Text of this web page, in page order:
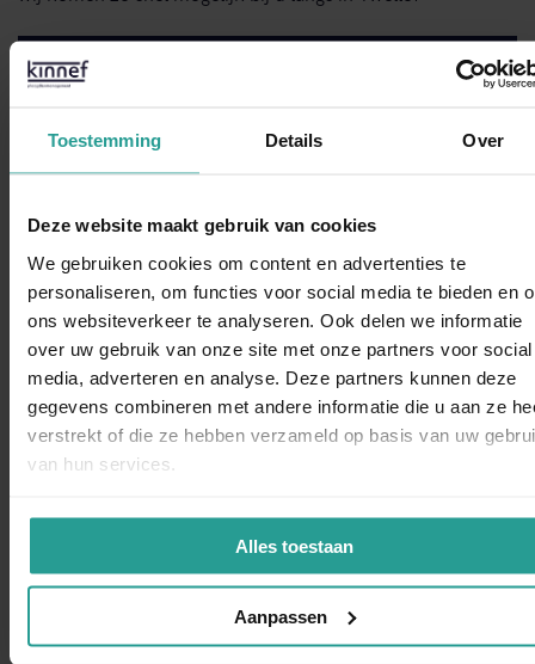
Toestemming Details Over
Deze website maakt gebruik van cookies
We gebruiken cookies om content en advertenties te
personaliseren, om functies voor social media te bieden en
ons websiteverkeer te analyseren. Ook delen we informatie
over uw gebruik van onze site met onze partners voor social
media, adverteren en analyse. Deze partners kunnen deze
gegevens combineren met andere informatie die u aan ze
verstrekt of die ze hebben verzameld op basis van uw
van hun services.
Alles toestaan
Aanpassen
Neem contact met ons op!
STUUR EEN WHATSAPP!
CONTACTFORMULIER
Binnen 1 werkdag antwoord
Opdrachtgevers over Kinnef:
“Kinnef Plaagdiermanagement heeft bij ons op en adequate
manier de ongedierte bestrijding uitgevoerd. Wij zijn zeer
tevreden over de snelheid van handelen de grondige wijze
van bestrijden en de vlotte follow up. Dit bedrijf bevelen wij